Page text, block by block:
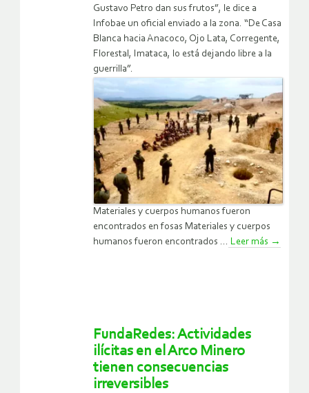
Gustavo Petro dan sus frutos”, le dice a
Infobae un oficial enviado a la zona. “De Casa
Blanca hacia Anacoco, Ojo Lata, Corregente,
Florestal, Imataca, lo está dejando libre a la
guerrilla”.
Materiales y cuerpos humanos fueron
encontrados en fosas Materiales y cuerpos
humanos fueron encontrados ... Leer más →
FundaRedes: Actividades
ilícitas en el Arco Minero
tienen consecuencias
irreversibles